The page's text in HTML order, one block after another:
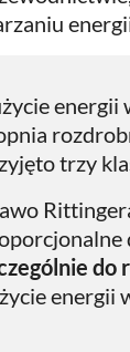
energii
trzy
do
energii